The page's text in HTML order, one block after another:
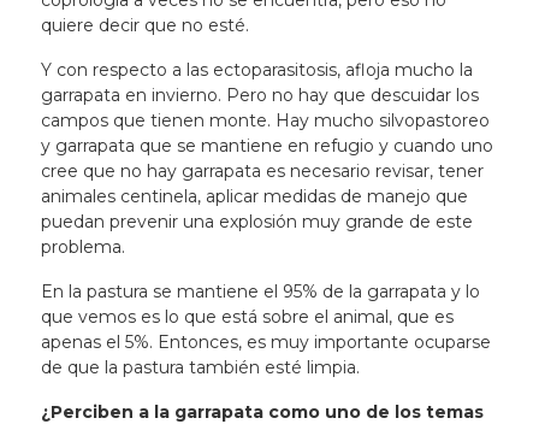
quiere decir que no esté.
Y con respecto a las ectoparasitosis, afloja mucho la
garrapata en invierno. Pero no hay que descuidar los
campos que tienen monte. Hay mucho silvopastoreo
y garrapata que se mantiene en refugio y cuando uno
cree que no hay garrapata es necesario revisar, tener
animales centinela, aplicar medidas de manejo que
puedan prevenir una explosión muy grande de este
problema.
En la pastura se mantiene el 95% de la garrapata y lo
que vemos es lo que está sobre el animal, que es
apenas el 5%. Entonces, es muy importante ocuparse
de que la pastura también esté limpia.
¿Perciben a la garrapata como uno de los temas